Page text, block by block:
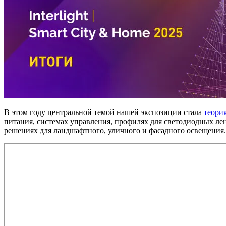
В этом году центральной темой нашей экспозиции стала
питания, системах управления, профилях для светодиодных
решениях для ландшафтного, уличного и фасадного освещения.